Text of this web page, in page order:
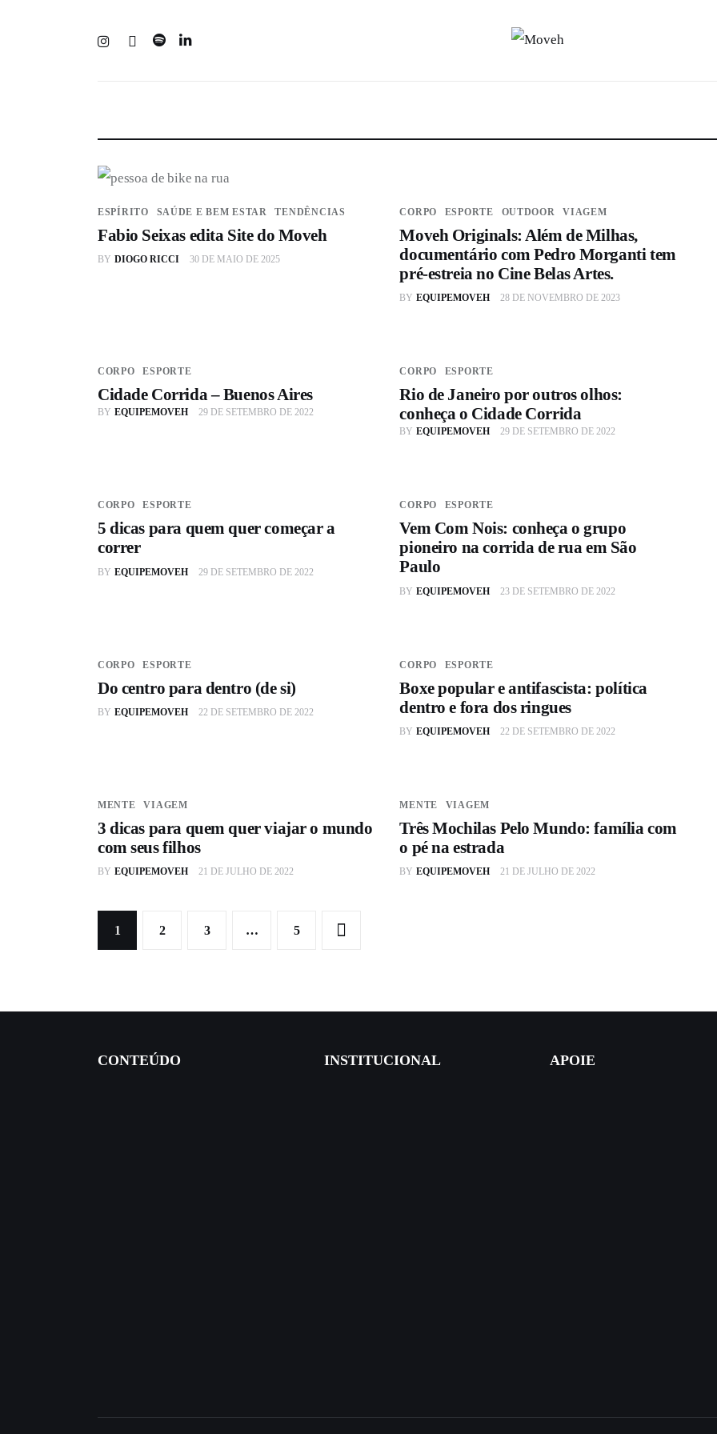
ESPÍRITO SAÚDE E BEM ESTAR TENDÊNCIAS
Fabio Seixas edita Site do Moveh
BY DIOGO RICCI 30 DE MAIO DE 2025
CORPO ESPORTE OUTDOOR VIAGEM
Moveh Originals: Além de Milhas,
documentário com Pedro Morganti tem
pré-estreia no Cine Belas Artes.
BY EQUIPEMOVEH 28 DE NOVEMBRO DE 2023
CORPO ESPORTE
Cidade Corrida – Buenos Aires
BY EQUIPEMOVEH 29 DE SETEMBRO DE 2022
CORPO ESPORTE
Rio de Janeiro por outros olhos:
conheça o Cidade Corrida
BY EQUIPEMOVEH 29 DE SETEMBRO DE 2022
CORPO ESPORTE
5 dicas para quem quer começar a
correr
BY EQUIPEMOVEH 29 DE SETEMBRO DE 2022
CORPO ESPORTE
Vem Com Nois: conheça o grupo
pioneiro na corrida de rua em São
Paulo
BY EQUIPEMOVEH 23 DE SETEMBRO DE 2022
CORPO ESPORTE
Do centro para dentro (de si)
BY EQUIPEMOVEH 22 DE SETEMBRO DE 2022
CORPO ESPORTE
Boxe popular e antifascista: política
dentro e fora dos ringues
BY EQUIPEMOVEH 22 DE SETEMBRO DE 2022
MENTE VIAGEM
3 dicas para quem quer viajar o mundo
com seus filhos
BY EQUIPEMOVEH 21 DE JULHO DE 2022
MENTE VIAGEM
Três Mochilas Pelo Mundo: família com
o pé na estrada
BY EQUIPEMOVEH 21 DE JULHO DE 2022
1 2 3 … 5
CONTEÚDO INSTITUCIONAL APOIE